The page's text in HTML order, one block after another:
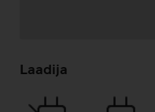
laadimine
Laadija